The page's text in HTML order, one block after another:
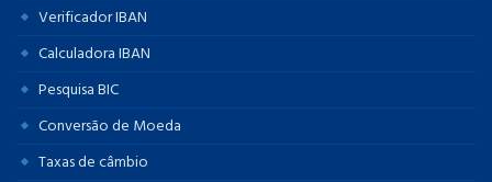
Verificador IBAN
Calculadora IBAN
Pesquisa BIC
Conversão de Moeda
Taxas de câmbio